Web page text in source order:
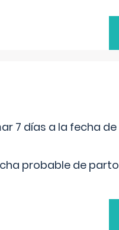
7 días a la fecha de
probable de parto